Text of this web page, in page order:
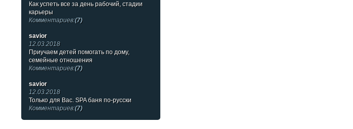
Как успеть все за день рабочий, стадии
карьеры
Комментариев:(7)
savior
12.03.2018
Приучаем детей помогать по дому,
семейные отношения
Комментариев:(7)
savior
12.03.2018
Только для Вас. SPA баня по-русски
Комментариев:(7)